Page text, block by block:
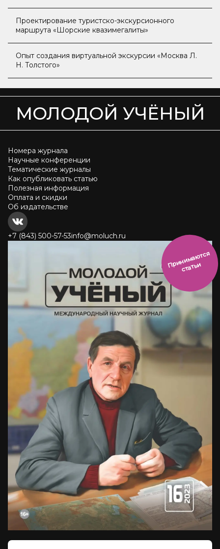
Проектирование туристско-экскурсионного
маршрута «Шорские квазимегалиты»
Опыт создания виртуальной экскурсии «Москва Л.
Н. Толстого»
МОЛОДОЙ УЧЁНЫЙ
Номера журнала
Научные конференции
Тематические журналы
Как опубликовать статью
Полезная информация
Оплата и скидки
Об издательстве
+7 (843) 500-57-53info@moluch.ru
П
р
и
н
и
м
а
ют
с
я
ст
ать
и